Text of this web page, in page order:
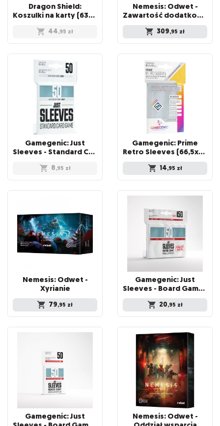
Dragon Shield:
Koszulki na karty (63x88 mm) "Standard Size" Non-Glare, 100 sztuk, Clear
44,95 zł
Nemesis: Odwet -
Zawartość dodatkowa
309,95 zł
Gamegenic: Just
Sleeves - Standard Card Game Sleeves (66x91 mm), 50 sztuk
8,95 zł
Gamegenic: Prime
Retro Sleeves (66,5x94 mm) 50 sztuk, Clear
14,95 zł
Nemesis: Odwet -
Xyrianie
79,95 zł
Gamegenic: Just
Sleeves - Board Game Sleeves (46 x 71 mm) 150 sztuk, Clear
20,95 zł
Gamegenic: Just
Nemesis: Odwet -